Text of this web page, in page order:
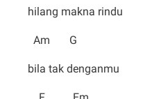
hilang makna rindu
Am G
bila tak denganmu